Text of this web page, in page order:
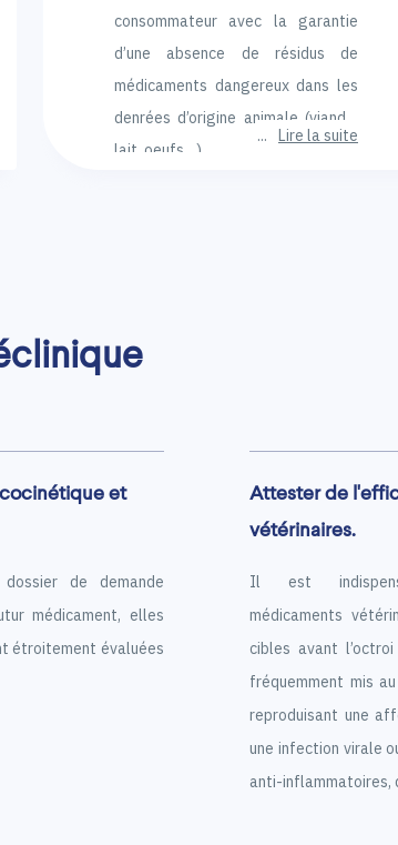
consommateur avec la garantie
d’une absence de résidus de
médicaments dangereux dans les
denrées d’origine animale (viande,
lait, oeufs…).
Lire la suite
et
de demande
médicament, elles
étroitement évaluées
Attester de
vétérinaires.
Il est
médicaments
cibles avant
fréquemment mis
reproduisant une
une infection virale
anti-inflammatoires,